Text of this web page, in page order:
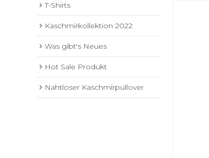
T-Shirts
Kaschmirkollektion 2022
Was gibt's Neues
Hot Sale Produkt
Nahtloser Kaschmirpullover